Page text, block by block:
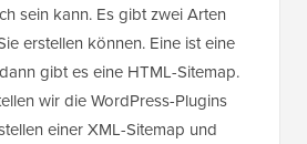
sein kann. Es gibt zwei Arten
erstellen können. Eine ist eine
gibt es eine HTML-Sitemap.
wir die WordPress-Plugins
einer XML-Sitemap und